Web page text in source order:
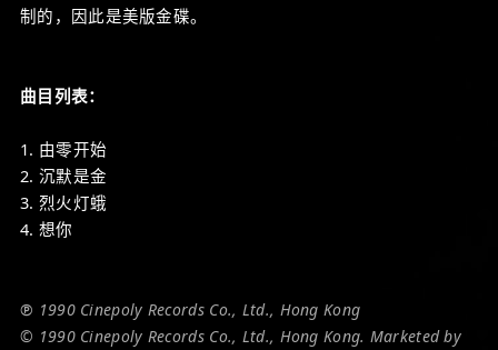
制的，因此是美版金碟。
曲目列表：
1. 由零开始
2. 沉默是金
3. 烈火灯蛾
4. 想你
℗ 1990 Cinepoly Records Co., Ltd., Hong Kong
© 1990 Cinepoly Records Co., Ltd., Hong Kong. Marketed by